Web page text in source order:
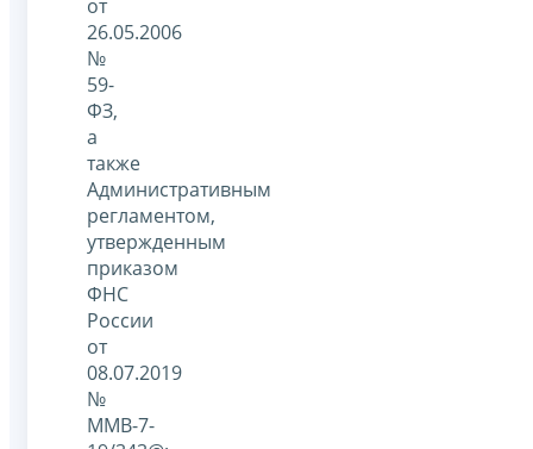
от
26.05.2006
№
59-
ФЗ,
а
также
Административным
регламентом,
утвержденным
приказом
ФНС
России
от
08.07.2019
№
ММВ-7-